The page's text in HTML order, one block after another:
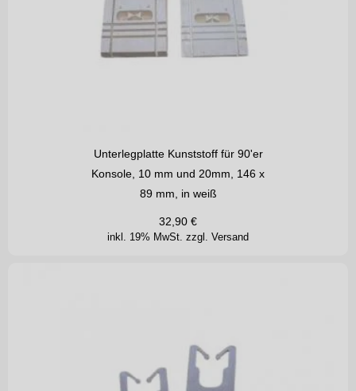
Unterlegplatte Kunststoff für 90'er
Konsole, 10 mm und 20mm, 146 x
89 mm, in weiß
inkl. 19% MwSt. zzgl. Versand
32,90 €